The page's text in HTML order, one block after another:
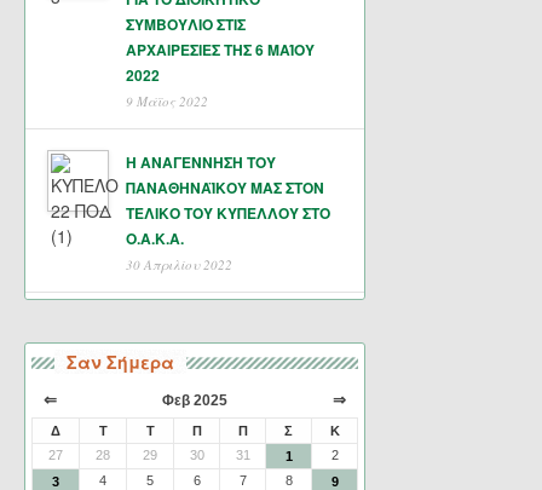
ΣΥΜΒΟΥΛΙΟ ΣΤΙΣ
ΑΡΧΑΙΡΕΣΙΕΣ ΤΗΣ 6 ΜΑΊΟΥ
2022
9 Μάϊος 2022
Η ΑΝΑΓΕΝΝΗΣΗ ΤΟΥ
ΠΑΝΑΘΗΝΑΪΚΟΥ ΜΑΣ ΣΤΟΝ
ΤΕΛΙΚΟ ΤΟΥ ΚΥΠΕΛΛΟΥ ΣΤΟ
Ο.Α.Κ.Α.
30 Απριλίου 2022
Σαν Σήμερα
⇐ Φεβ 2025 ⇒
Δ Τ Τ Π Π Σ
Κ
27
28 29 30 31 1
2
3
4 5 6 7 8
9